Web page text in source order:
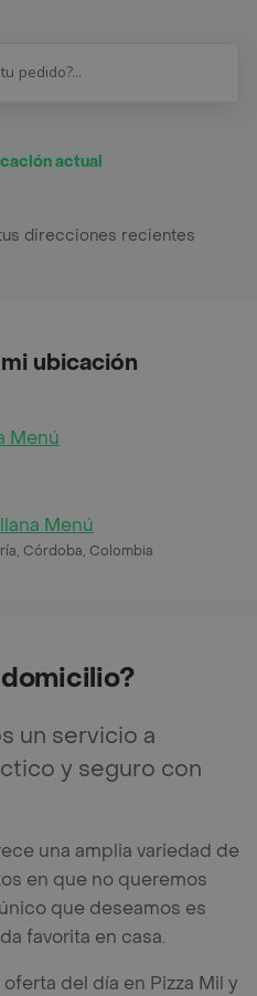
actual
direcciones recientes
ubicación
Menú
Menú
Córdoba, Colombia
un servicio a
y seguro con
una amplia variedad de
en que no queremos
que deseamos es
favorita en casa.
del día en Pizza Mil y